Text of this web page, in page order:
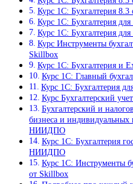
Курс 1С: Бухгалтерия 8.3
Курс 1С: Бухгалтерия
Курс 1С: Бухгалтерия
Курс Инструменты
Skillbox
Курс 1С: Бухгалтерия и
Курс 1С: Главный
Курс 1С: Бухгалтерия
Курс Бухгалтерский
Бухгалтерский и
бизнеса и
НИИДПО
Курс 1С: Бухгалтерия
НИИДПО
Курс 1С: Инструменты
от Skillbox